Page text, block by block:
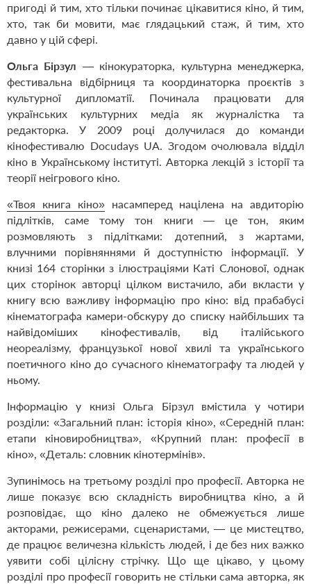
пригоді й тим, хто тільки починає цікавитися кіно, й тим,
хто, так би мовити, має глядацький стаж, й тим, хто
давно у цій сфері.
Ольга Бірзул — кінокураторка, культурна менеджерка,
фестивальна відбірниця та координаторка проєктів з
культурної дипломатії. Починала працювати для
українських культурних медіа як журналістка та
редакторка. У 2009 році долучилася до команди
кінофестивалю Docudays UA. Згодом очолювала відділ
кіно в Українському інституті. Авторка лекцій з історії та
теорії неігрового кіно.
«Твоя книга кіно»насамперед націлена на авдиторію
підлітків, саме тому тон книги — це тон, яким
розмовляють з підлітками: дотепний, з жартами,
влучними порівняннями й доступністю інформації. У
книзі 164 сторінки з ілюстраціями Каті Слонової, однак
цих сторінок авторці цілком вистачило, аби вкласти у
книгу всю важливу інформацію про кіно: від прабабусі
кінематографа камери-обскуру до списку найбільших та
найвідоміших кінофестивалів, від італійського
неореалізму, французької нової хвилі та українського
поетичного кіно до сучасного кінематографу та людей у
ньому.
Інформацію у книзі Ольга Бірзул вмістила у чотири
розділи: «Загальний план: історія кіно», «Середній план:
етапи кіновиробництва», «Крупний план: професії в
кіно», «Деталь: словник кінотермінів».
Зупинімось на третьому розділі про професії. Авторка не
лише показує всю складність виробництва кіно, а й
розповідає, що кіно далеко не обмежується лише
акторами, режисерами, сценаристами, — це мистецтво,
де працює величезна кількість людей, і де без них важко
уявити собі цілісну стрічку. Що ще цікаво, у цьому
розділі про професії говорить не стільки сама авторка, як